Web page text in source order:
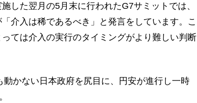
した翌月の5月末に行われたG7サミットでは、
介入は稀であるべき」と発言をしています。こ
ては介入の実行のタイミングがより難しい判断
かない日本政府を尻目に、円安が進行し一時